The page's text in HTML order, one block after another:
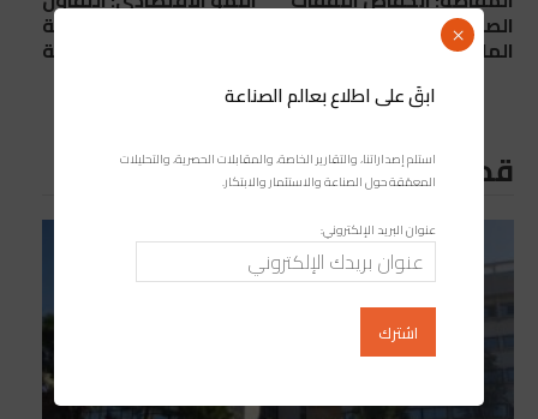
يسود توقعات السنة
القادمة المائة عند متم أكتوبر
قد يعجبك ايضا
ابقَ على اطلاع بعالم الصناعة
استلم إصداراتنا، والتقارير الخاصة، والمقابلات الحصرية، والتحليلات
المعمّقة حول الصناعة والاستثمار والابتكار.
عنوان البريد الإلكتروني:
×